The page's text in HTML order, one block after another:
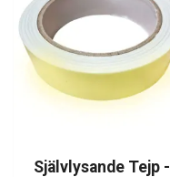
Självlysande Tejp -